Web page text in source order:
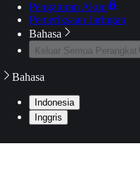
Pengaturan Akun
Pemeriksaan Jaringan
Bahasa
Keluar Semua Perangkat
Bahasa
Indonesia
Inggris